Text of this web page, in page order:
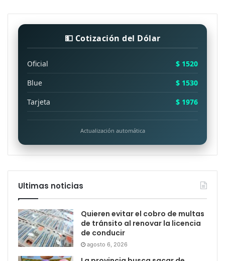
💵 Cotización del Dólar
Oficial
$ 1520
Blue
$ 1530
Tarjeta
$ 1976
Actualización automática
Ultimas noticias
Quieren evitar el cobro de multas
de tránsito al renovar la licencia
de conducir
agosto 6, 2026